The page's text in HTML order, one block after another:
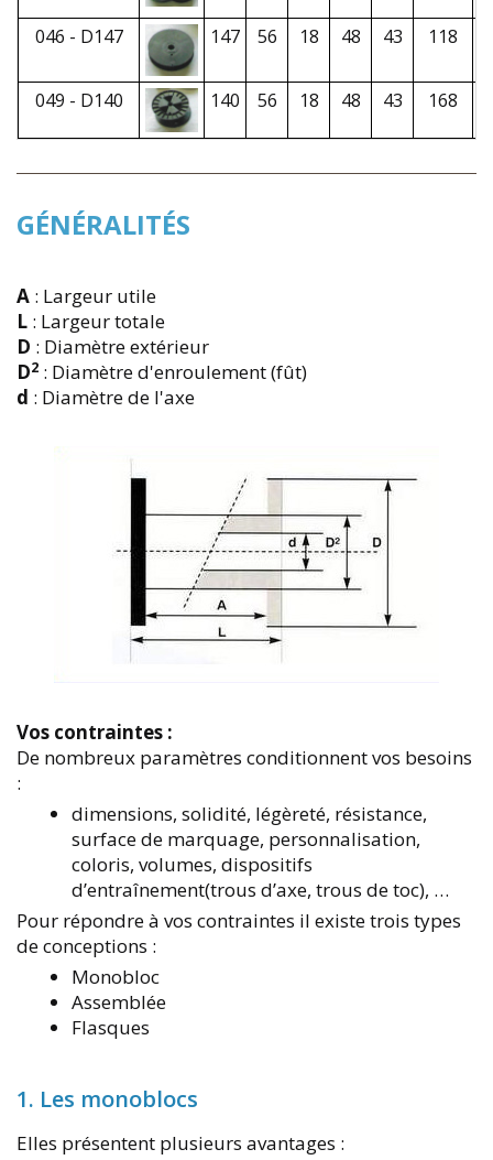
046 - D147 147 56 18 48 43 118
049 - D140 140 56 18 48 43 168
GÉNÉRALITÉS
A : Largeur utile
L : Largeur totale
D : Diamètre extérieur
D2 : Diamètre d'enroulement (fût)
d : Diamètre de l'axe
Vos contraintes :
De nombreux paramètres conditionnent vos besoins
:
dimensions, solidité, légèreté, résistance,
surface de marquage, personnalisation,
coloris, volumes, dispositifs
d’entraînement(trous d’axe, trous de toc), …
Pour répondre à vos contraintes il existe trois types
de conceptions :
Monobloc
Assemblée
Flasques
1. Les monoblocs
Elles présentent plusieurs avantages :